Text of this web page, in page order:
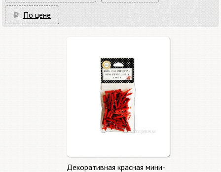
По цене
Декоративная красная мини-